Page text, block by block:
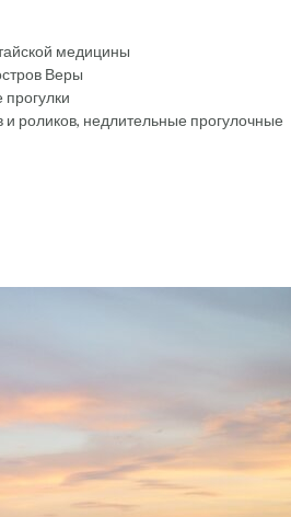
медицины
Веры
роликов, недлительные прогулочные